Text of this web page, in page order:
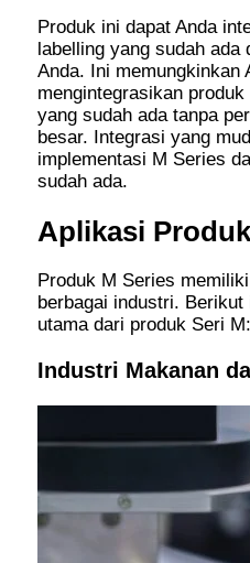
Produk ini dapat Anda
labelling yang sudah ada
Anda. Ini memungkinkan
mengintegrasikan produk
yang sudah ada tanpa
besar. Integrasi yang
implementasi M Series
sudah ada.
Aplikasi
Produk M Series
berbagai industri.
utama dari produk Seri M:
Industri Makanan